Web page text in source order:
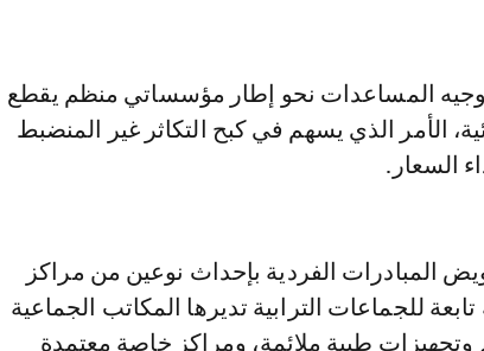
المساعدات نحو إطار مؤسساتي منظم يقطع
الأمر الذي يسهم في كبح التكاثر غير المنضبط
السعار.
المبادرات الفردية بإحداث نوعين من مراكز
للجماعات الترابية تديرها المكاتب الجماعية
طبية ملائمة، ومراكز خاصة معتمدة